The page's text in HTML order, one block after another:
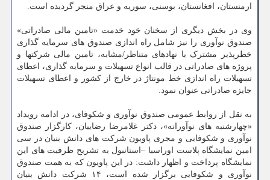
ارمنستان، افغانستان، بوسنی، سوریه و عراق منجر گردیده است.
وی در بخش دیگری از سخنان خود خدمت «تامین مالی صادراتی»
صندوق نوآوری را نیز شامل راه اندازی صندوق های سرمایه گذاری
خطرپذیر مشترک با نهادهای متناظر/مشابه، تامین مالی شرکتها و
پروژه های صادراتی در قالب انواع تسهیلات و سرمایه گذاری، اعطای
تسهیلات راه اندازی خط مونتاژ در خارج از کشور و اعطای تسهیلات
جایزه صادراتی عنوان نمود.
به نقل از روابط عمومی صندوق نوآوری و شکوفای، در ادامه رویداد
«چهارشنبه های نوآورانه»، دکتر غلامرضا رضاییان، کارگزار صندوق
نوآوری و شکوفایی و مجری پاویون شرکت های دانش بنیان در سی
امین نمایشگاه پلاست اوراسیا –استانبول به تشریح ظرفیت های این
نمایشگاه پرداخت و اظهار داشت: در این پاویون که به همت صندوق
نوآوری و شکوفایی برگزار شده است، ۱۴ شرکت دانش بنیان